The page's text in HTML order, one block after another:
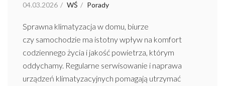
04.03.2026 WŚ Porady
Sprawna klimatyzacja w domu, biurze
czy samochodzie ma istotny wpływ na komfort
codziennego życia i jakość powietrza, którym
oddychamy. Regularne serwisowanie i naprawa
urządzeń klimatyzacyjnych pomagają utrzymać